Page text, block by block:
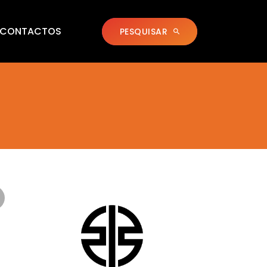
CONTACTOS PESQUISAR